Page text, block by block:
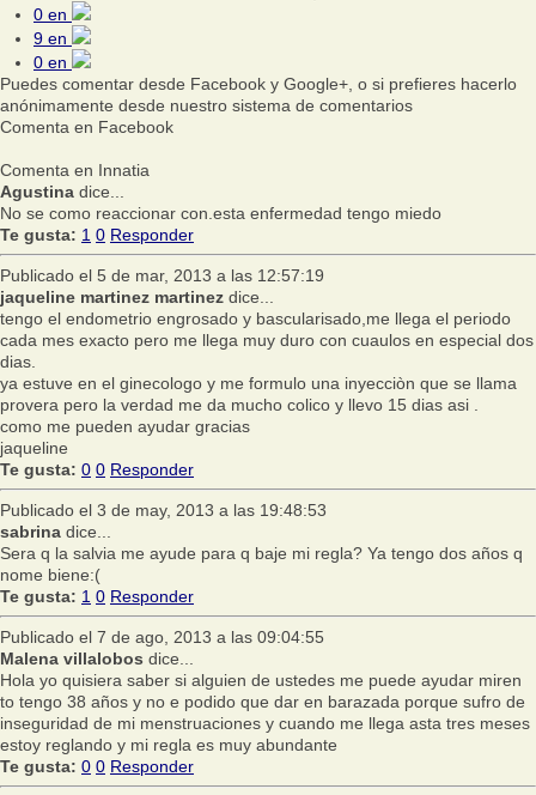
0 en
9 en
0 en
Puedes comentar desde Facebook y Google+, o si prefieres hacerlo
anónimamente desde nuestro sistema de comentarios
Comenta en Facebook
Comenta en Innatia
Agustina dice...
No se como reaccionar con.esta enfermedad tengo miedo
Te gusta: 1 0 Responder
Publicado el 5 de mar, 2013 a las 12:57:19
jaqueline martinez martinez dice...
tengo el endometrio engrosado y bascularisado,me llega el periodo
cada mes exacto pero me llega muy duro con cuaulos en especial dos
dias.
ya estuve en el ginecologo y me formulo una inyecciòn que se llama
provera pero la verdad me da mucho colico y llevo 15 dias asi .
como me pueden ayudar gracias
jaqueline
Te gusta: 0 0 Responder
Publicado el 3 de may, 2013 a las 19:48:53
sabrina dice...
Sera q la salvia me ayude para q baje mi regla? Ya tengo dos años q
nome biene:(
Te gusta: 1 0 Responder
Publicado el 7 de ago, 2013 a las 09:04:55
Malena villalobos dice...
Hola yo quisiera saber si alguien de ustedes me puede ayudar miren
to tengo 38 años y no e podido que dar en barazada porque sufro de
inseguridad de mi menstruaciones y cuando me llega asta tres meses
estoy reglando y mi regla es muy abundante
Te gusta: 0 0 Responder